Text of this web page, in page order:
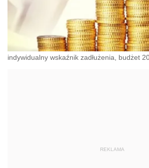
indywidualny wskaźnik zadłużenia, budżet